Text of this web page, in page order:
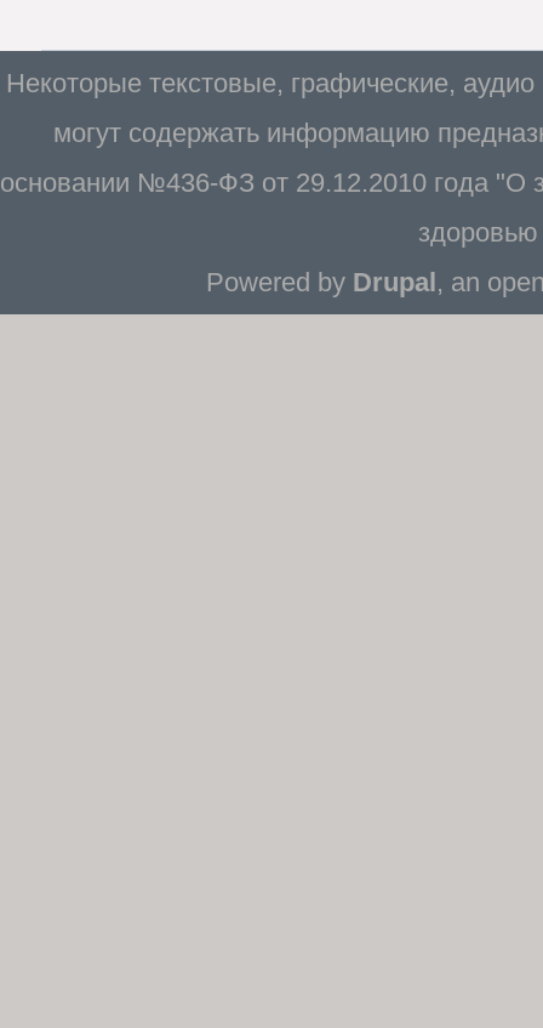
Некоторые текстовые, графические,
могут содержать информацию
основании №436-ФЗ от 29.12.2010 года "О
Powered by Drupal, an